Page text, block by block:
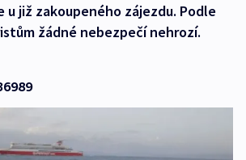
u již zakoupeného zájezdu. Podle
žádné nebezpečí nehrozí.